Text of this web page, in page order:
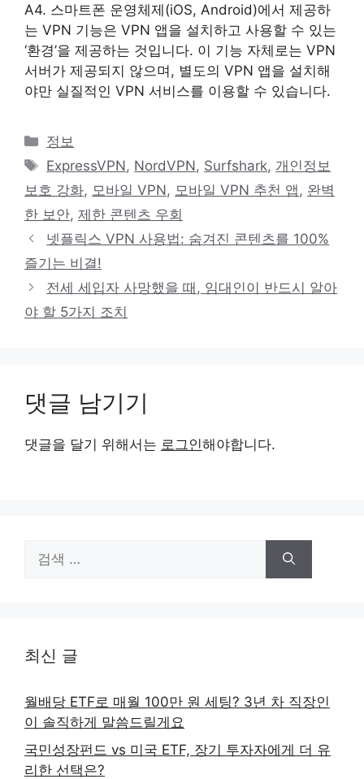
A4. 스마트폰 운영체제(iOS, Android)에서 제공하
는 VPN 기능은 VPN 앱을 설치하고 사용할 수 있는
‘환경’을 제공하는 것입니다. 이 기능 자체로는 VPN
서버가 제공되지 않으며, 별도의 VPN 앱을 설치해
야만 실질적인 VPN 서비스를 이용할 수 있습니다.
카
테
리
정보
태
그
ExpressVPN, NordVPN, Surfshark, 개인정보
보호 강화, 모바일 VPN, 모바일 VPN 추천 앱 , 완벽
한 보안, 제한 콘텐츠 우회
넷플릭스 VPN 사용법: 숨겨진 콘텐츠를 100%
즐기는 비결!
전세 세입자 사망했을 때, 임대인이 반드시 알아
야 할 5가지 조치
댓글 남기기
댓글을 달기 위해서는 로그인해야합니다.
색:
최신 글
월배당 ETF로 매월 100만 원 세팅? 3년 차 직장인
이 솔직하게 말씀드릴게요
국민성장펀드 vs 미국 ETF, 장기 투자자에게 더 유
리한 선택은?